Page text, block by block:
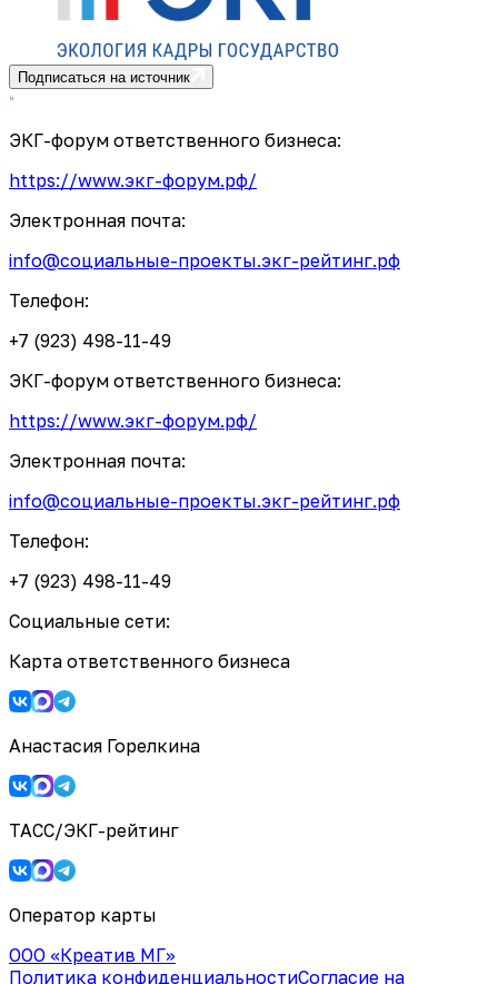
Подписаться на источник
ЭКГ-форум ответственного бизнеса:
https://www.экг-форум.рф/
Электронная почта:
info@социальные-проекты.экг-рейтинг.рф
Телефон:
+7 (923) 498-11-49
ЭКГ-форум ответственного бизнеса:
https://www.экг-форум.рф/
Электронная почта:
info@социальные-проекты.экг-рейтинг.рф
Телефон:
+7 (923) 498-11-49
Социальные сети:
Карта ответственного бизнеса
Анастасия Горелкина
ТАСС/ЭКГ-рейтинг
Оператор карты
ООО «Креатив МГ»
Политика конфиденциальностиСогласие на